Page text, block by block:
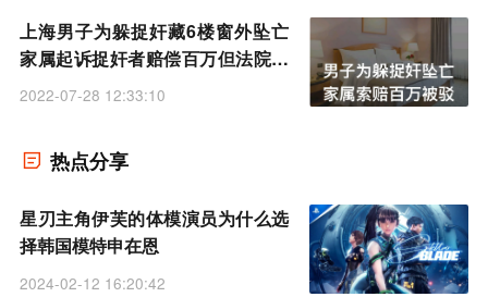
上海男子为躲捉奸藏6楼窗外坠亡
家属起诉捉奸者赔偿百万但法院驳
回
2022-07-28 12:33:10
热点分享
星刃主角伊芙的体模演员为什么选
择韩国模特申在恩
2024-02-12 16:20:42